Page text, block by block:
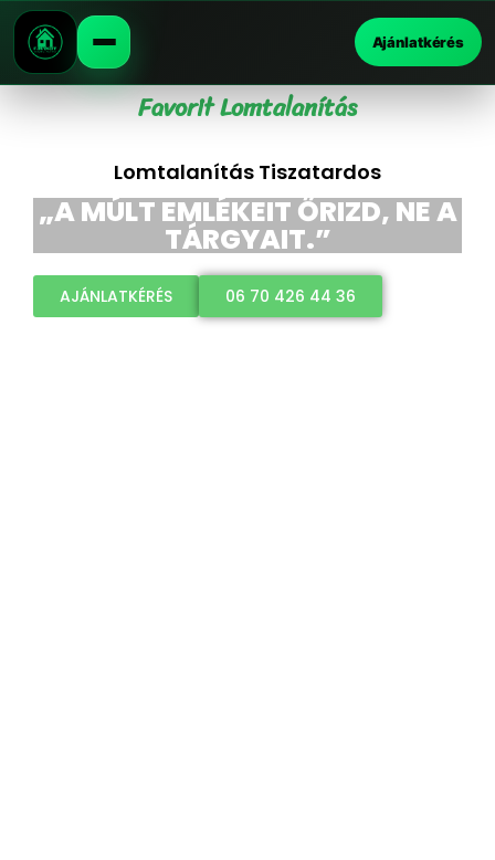
Ajánlatkérés
Favorit Lomtalanítás
Lomtalanítás Tiszatardos
„A MÚLT EMLÉKEIT ŐRIZD, NE A
TÁRGYAIT.”
AJÁNLATKÉRÉS 06 70 426 44 36